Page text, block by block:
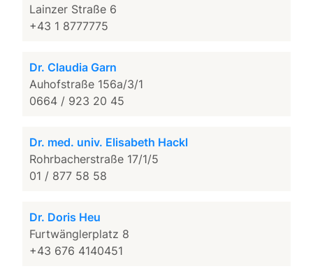
Lainzer Straße 6
+43 1 8777775
Dr. Claudia Garn
Auhofstraße 156a/3/1
0664 / 923 20 45
Dr. med. univ. Elisabeth Hackl
Rohrbacherstraße 17/1/5
01 / 877 58 58
Dr. Doris Heu
Furtwänglerplatz 8
+43 676 4140451